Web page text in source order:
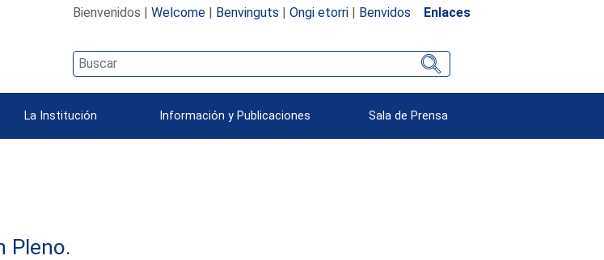
Bienvenidos | Welcome| Benvinguts | Ongi etorri| Benvidos Enlaces
La Institución Información y Publicaciones Sala de Prensa
Pleno.